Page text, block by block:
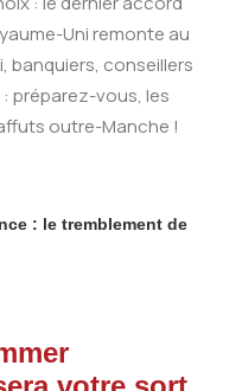
Uni remonte au
banquiers, conseillers
préparez-vous, les
outre-Manche !
: le tremblement de